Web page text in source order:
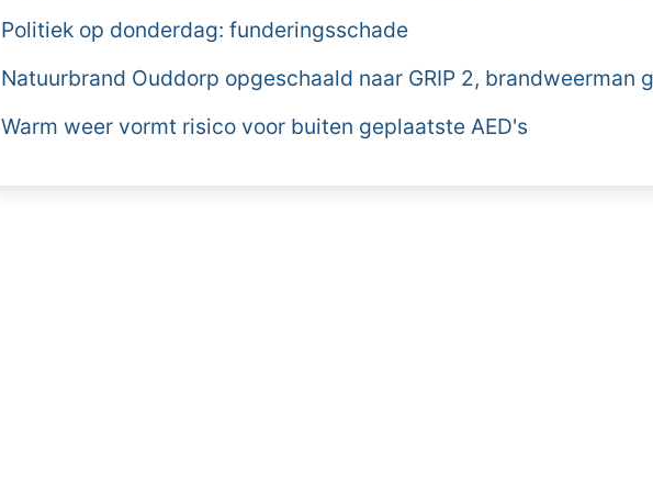
Politiek op donderdag: funderingsschade
Natuurbrand Ouddorp opgeschaald naar GRIP 2, brandweerman
Warm weer vormt risico voor buiten geplaatste AED's